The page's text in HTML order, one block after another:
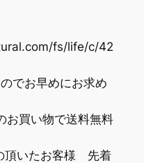
fs/life/c/42
お早めにお求め
買い物で送料無料
頂いたお客様 先着